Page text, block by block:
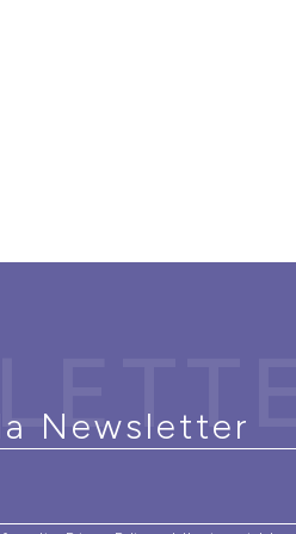
Newsletter